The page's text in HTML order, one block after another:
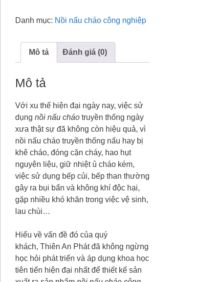
Danh mục: Nồi nấu cháo công nghiệp
Mô tả Đánh giá (0)
Mô tả
Với xu thế hiện đại ngày nay, việc sử
dụng nồi nấu cháo truyền thống ngày
xưa thật sự đã không còn hiệu quả, vì
nồi nấu cháo truyền thống nấu hay bị
khê cháo, đóng cặn cháy, hao hụt
nguyên liệu, giữ nhiệt ủ cháo kém,
việc sử dụng bếp củi, bếp than thường
gây ra bụi bẩn và không khí độc hại,
gặp nhiều khó khăn trong việc vệ sinh,
lau chùi…
Hiểu về vấn đề đó của quý
khách, Thiên An Phát đã không ngừng
học hỏi phát triển và áp dụng khoa học
tiên tiến hiện đại nhất để thiết kế sản